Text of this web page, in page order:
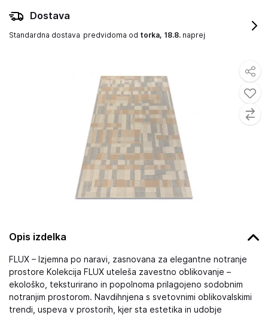
Opis izdelka
FLUX – Izjemna po naravi, zasnovana za elegantne notranje
prostore Kolekcija FLUX uteleša zavestno oblikovanje –
ekološko, teksturirano in popolnoma prilagojeno sodobnim
notranjim prostorom. Navdihnjena s svetovnimi oblikovalskimi
trendi, uspeva v prostorih, kjer sta estetika in udobje
Dostava
Standardna dostava predvidoma od torka, 18.8. naprej